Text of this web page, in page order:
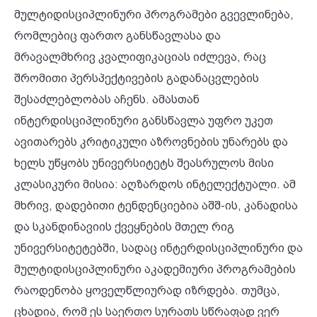
მულტიდისციპლინური პროგრამები გვევლინება,
რომლებიც ფართო განსწავლასა და
მრავალმხრივ კვალიფიკაციას იძლევა, რაც
შრომითი პერსპექტივების გადანაცვლების
შესაძლებლობას აჩენს. ამასთან
ინტერდისციპლინური განსწავლა უფრო უკეთ
ავითარებს კრიტიკული აზროვნების უნარებს და
ხელს უწყობს უნივერსიტეტს შეასრულოს მისი
კლასიკური მისია: აღზარდოს ინტელექტუალი. ამ
მხრივ, დადებითი ტენდენციებია აშშ-ის, კანადისა
და სკანდინავიის ქვეყნების მთელ რიგ
უნივერსიტეტებში, სადაც ინტერდისციპლინური და
მულტიდისციპლინური აკადემიური პროგრამების
რაოდენობა ყოველწლიურად იზრდება. თუმცა,
ცხადია, რომ ეს საერთო სურათს სწრაფად ვერ